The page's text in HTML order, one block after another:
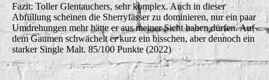
Fazit: Toller Glentauchers, sehr komplex. Auch in dieser
Abfüllung scheinen die Sherryfässer zu dominieren, nur ein paar
Umdrehungen mehr hätte er aus meiner Sicht haben dürfen. Auf
dem Gaumen schwächelt er kurz ein bisschen, aber dennoch ein
starker Single Malt. 85/100 Punkte (2022)